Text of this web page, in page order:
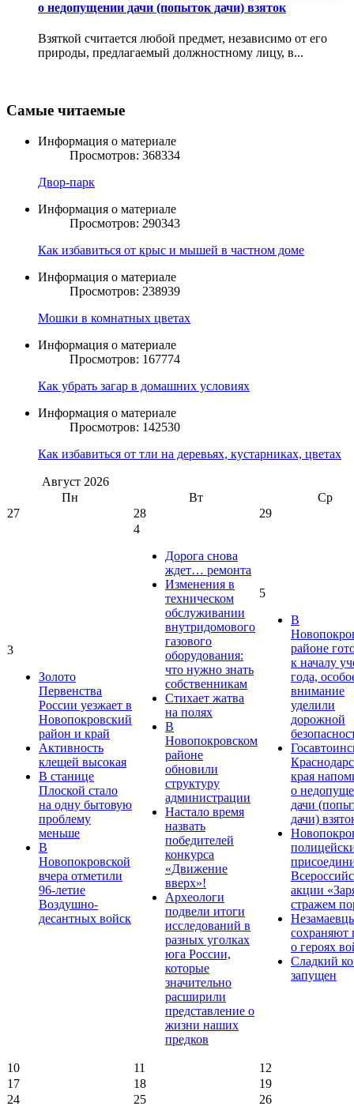
о недопущении дачи (попыток дачи) взяток
Взяткой считается любой предмет, независимо от его
природы, предлагаемый должностному лицу, в...
Самые читаемые
Информация о материале
Просмотров: 368334
Двор-парк
Информация о материале
Просмотров: 290343
Как избавиться от крыс и мышей в частном доме
Информация о материале
Просмотров: 238939
Мошки в комнатных цветах
Информация о материале
Просмотров: 167774
Как убрать загар в домашних условиях
Информация о материале
Просмотров: 142530
Как избавиться от тли на деревьях, кустарниках, цветах
Август 2026
Пн
Вт
Ср
27
28 29
3
Золото
Первенства
России уезжает в
Новопокровский
район и край
Активность
клещей высокая
В станице
Плоской стало
на одну бытовую
проблему
меньше
В
Новопокровской
вчера отметили
96-летие
Воздушно-
десантных войск
4
Дорога снова
ждет… ремонта
Изменения в
техническом
обслуживании
внутридомового
газового
оборудования:
что нужно знать
собственникам
Стихает жатва
на полях
В
Новопокровском
районе
обновили
структуру
администрации
Настало время
назвать
победителей
конкурса
«Движение
вверх»!
Археологи
подвели итоги
исследований в
разных уголках
юга России,
которые
значительно
расширили
представление о
жизни наших
предков
5
В
районе
к началу
года,
внимание
уделили
дорожной
края
о
дачи
дачи)
акции
стражем
сохраняют
о героях
Сладкий
запущен
10 11
12
17
18
19
24
25
26